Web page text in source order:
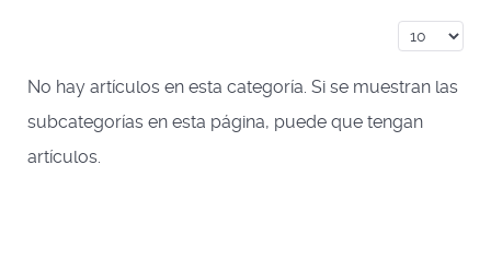
Cantidad
No hay artículos en esta categoría. Si se muestran las
subcategorías en esta página, puede que tengan
artículos.